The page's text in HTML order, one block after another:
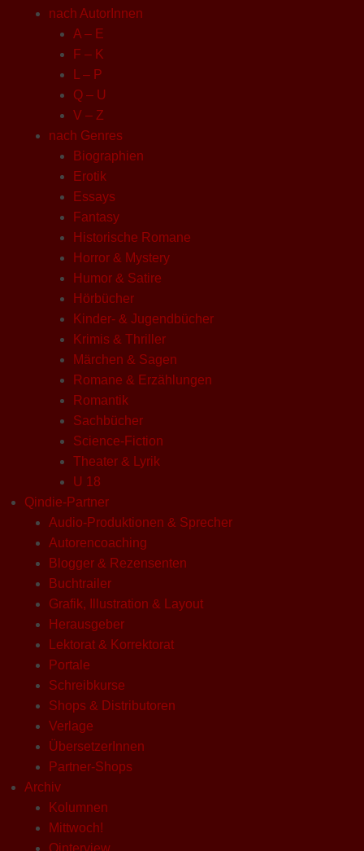
nach AutorInnen
A – E
F – K
L – P
Q – U
V – Z
nach Genres
Biographien
Erotik
Essays
Fantasy
Historische Romane
Horror & Mystery
Humor & Satire
Hörbücher
Kinder- & Jugendbücher
Krimis & Thriller
Märchen & Sagen
Romane & Erzählungen
Romantik
Sachbücher
Science-Fiction
Theater & Lyrik
U 18
Qindie-Partner
Audio-Produktionen & Sprecher
Autorencoaching
Blogger & Rezensenten
Buchtrailer
Grafik, Illustration & Layout
Herausgeber
Lektorat & Korrektorat
Portale
Schreibkurse
Shops & Distributoren
Verlage
ÜbersetzerInnen
Partner-Shops
Archiv
Kolumnen
Mittwoch!